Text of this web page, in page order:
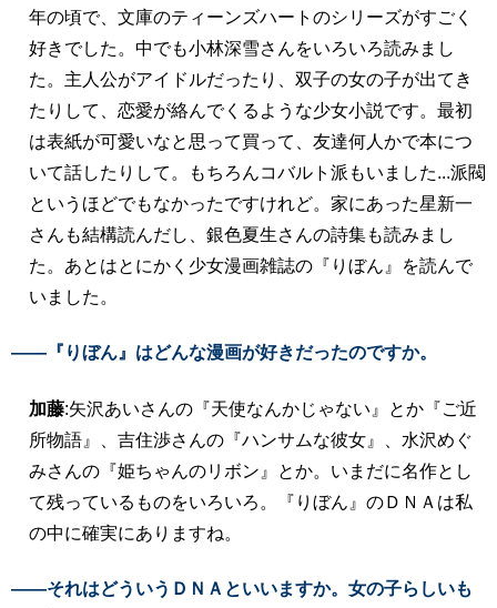
年の頃で、文庫のティーンズハートのシリーズがすごく
好きでした。中でも小林深雪さんをいろいろ読みまし
た。主人公がアイドルだったり、双子の女の子が出てき
たりして、恋愛が絡んでくるような少女小説です。最初
は表紙が可愛いなと思って買って、友達何人かで本につ
いて話したりして。もちろんコバルト派もいました...派閥
というほどでもなかったですけれど。家にあった星新一
さんも結構読んだし、銀色夏生さんの詩集も読みまし
た。あとはとにかく少女漫画雑誌の『りぼん』を読んで
いました。
――『りぼん』はどんな漫画が好きだったのですか。
加藤:矢沢あいさんの『天使なんかじゃない』とか『ご近
所物語』、吉住渉さんの『ハンサムな彼女』、水沢めぐ
みさんの『姫ちゃんのリボン』とか。いまだに名作とし
て残っているものをいろいろ。『りぼん』のＤＮＡは私
の中に確実にありますね。
――それはどういうＤＮＡといいますか。女の子らしいも